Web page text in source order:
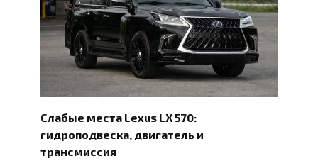
Слабые места Lexus LX 570:
гидроподвеска, двигатель и
трансмиссия